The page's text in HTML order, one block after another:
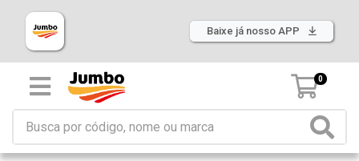
Baixe já nosso APP
0